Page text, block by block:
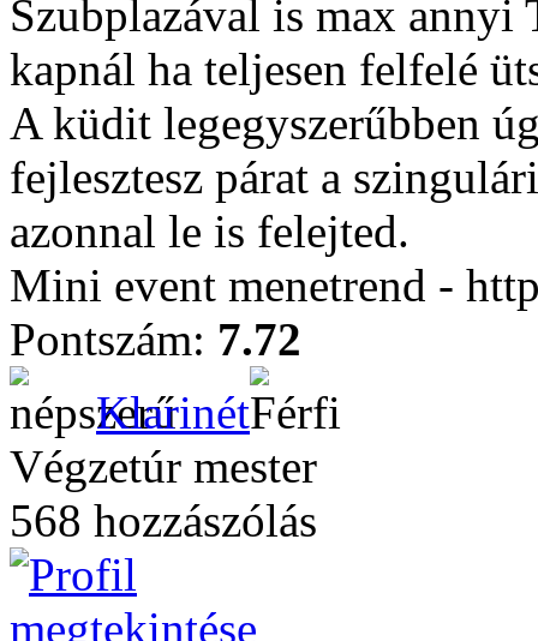
Szubplazával is max annyi
kapnál ha teljesen felfelé
A küdit legegyszerűbben
fejlesztesz párat a
azonnal le is felejted.
Mini event menetrend -
Pontszám: 7.72
Klarinét
Végzetúr mester
568 hozzászólás